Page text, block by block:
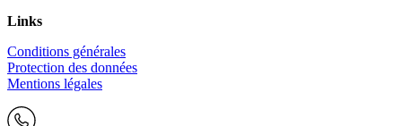
Links
Conditions générales
Protection des données
Mentions légales